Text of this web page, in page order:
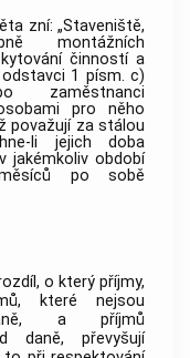
zní: „Staveniště,
montážních
činností a
1 písm. c)
zaměstnanci
pro něho
považují za stálou
li jejich doba
jakémkoliv období
po sobě
o který příjmy,
které nejsou
a příjmů
daně, převyšují